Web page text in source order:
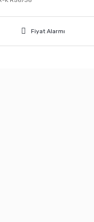
Fiyat Alarmı